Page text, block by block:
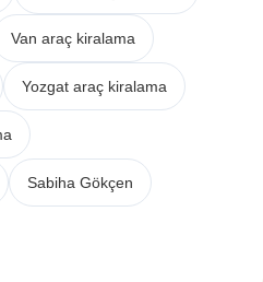
Van araç kiralama
Yozgat araç kiralama
Sabiha Gökçen